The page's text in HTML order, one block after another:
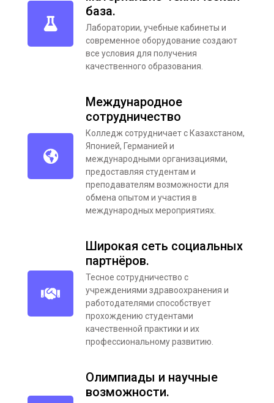
база.
Лаборатории, учебные кабинеты и
современное оборудование создают
все условия для получения
качественного образования.
Международное
сотрудничество
Колледж сотрудничает с Казахстаном,
Японией, Германией и
международными организациями,
предоставляя студентам и
преподавателям возможности для
обмена опытом и участия в
международных мероприятиях.
Широкая сеть социальных
партнёров.
Тесное сотрудничество с
учреждениями здравоохранения и
работодателями способствует
прохождению студентами
качественной практики и их
профессиональному развитию.
Олимпиады и научные
возможности.